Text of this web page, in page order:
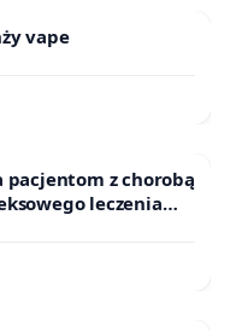
vape
pacjentom z chorobą
leczenia